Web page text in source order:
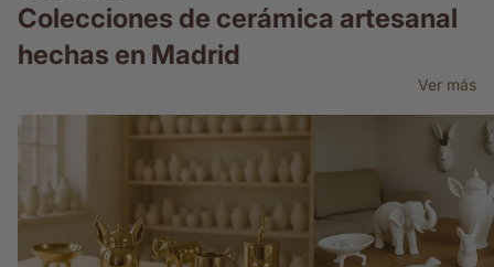
Colecciones de cerámica artesanal
hechas en Madrid
Ver más
Cerámica dorada Cerámica para casa